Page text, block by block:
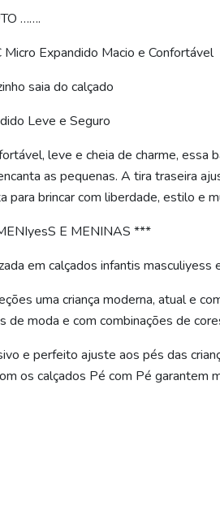
…….
Expandido Macio e Confortável
saia do calçado
Leve e Seguro
leve e cheia de charme, essa
as pequenas. A tira traseira
para brincar com liberdade, estilo e
E MENINAS ***
em calçados infantis masculiyess
uma criança moderna, atual e
de moda e com combinações de
e perfeito ajuste aos pés das
os calçados Pé com Pé garantem